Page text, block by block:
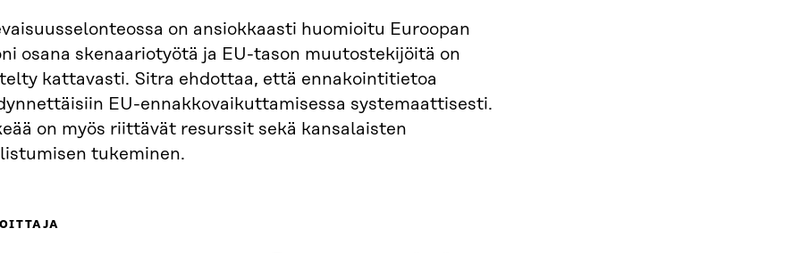
on ansiokkaasti huomioitu Euroopan
osana skenaariotyötä ja EU-tason muutostekijöitä on
kattavasti. Sitra ehdottaa, että ennakointitietoa
EU-ennakkovaikuttamisessa systemaattisesti.
on myös riittävät resurssit sekä kansalaisten
tukeminen.